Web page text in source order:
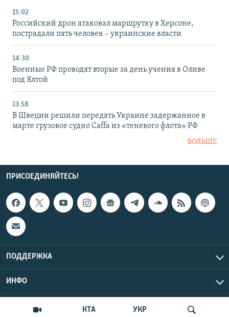
КТА УКР
15:02
Российский дрон атаковал маршрутку в Херсоне,
пострадали пять человек – украинские власти
14:30
Военные РФ проводят вторые за день учения в Оливе
под Ялтой
13:58
В Швеции решили передать Украине задержанное в
марте грузовое судно Caffa из «теневого флота» РФ
БОЛЬШЕ
ПРИСОЕДИНЯЙТЕСЬ!
ПОДДЕРЖКА
ИНФО
Copyright Крым.Реалии, 2026 | Все права защищены.
UTC+3